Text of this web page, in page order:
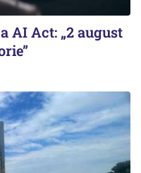
AI Act: „2 august